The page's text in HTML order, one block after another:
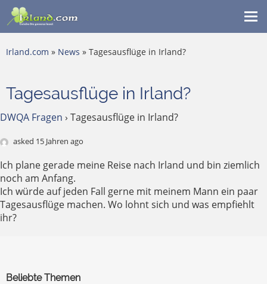
Irland.com » News » Tagesausflüge in Irland?
Tagesausflüge in Irland?
DWQA Fragen › Tagesausflüge in Irland?
asked 15 Jahren ago
Ich plane gerade meine Reise nach Irland und bin ziemlich
noch am Anfang.
Ich würde auf jeden Fall gerne mit meinem Mann ein paar
Tagesausflüge machen. Wo lohnt sich und was empfiehlt
ihr?
Beliebte Themen